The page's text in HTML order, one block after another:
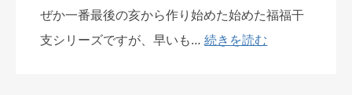
ぜか一番最後の亥から作り始めた始めた福福干
支シリーズですが、早いも…続きを読む